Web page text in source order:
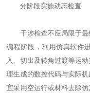
分阶段实施动态检查
干涉检查不应局限于最
编程阶段，利用仿真软件
入、切出及转角过渡等运
理生成的数控代码与实际
宜采用空运行或材料去除